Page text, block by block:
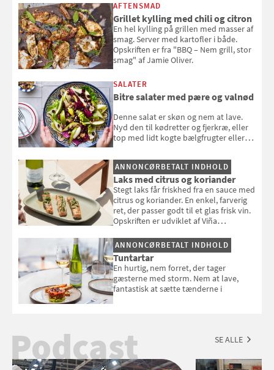
AFTENSMAD
Grillet kylling med chili og citron
En hel kylling på grillen med masser af
smag. Server med kartofler i både.
Opskriften er fra "BBQ – Nem grill, stor
smag" af Jamie Oliver.
SALATER
Bitre salater med pære og valnød
Denne salat er skøn og nem at lave.
Nyd den til kødretter og fjerkræ, eller
top med lidt kogte bælgfrugter eller
selvstændigt måltid. Opskriften er fra
Louisa Lorangs kogebog "Salat".
ANNONCØRBETALT INDHOLD
Laks med citrus og koriander
Stegt laks får friskhed fra en sauce med
citrus og koriander. En enkel, farverig
ret, der passer godt til et glas frisk vin.
Opskriften er udviklet af Viña
ANNONCØRBETALT INDHOLD
Tuntartar
En hurtig, nem forret, der tager
gæsterne med storm. Nem at lave,
fantastisk at sætte tænderne i
Podcast SE ALLE